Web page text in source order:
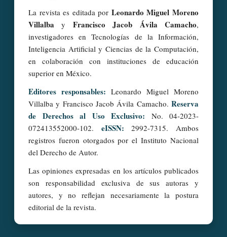
La revista es editada por Leonardo Miguel Moreno
Villalba y Francisco Jacob Ávila Camacho,
investigadores en Tecnologías de la Información,
Inteligencia Artificial y Ciencias de la Computación,
en colaboración con instituciones de educación
superior en México.
Editores responsables: Leonardo Miguel Moreno
Villalba y Francisco Jacob Ávila Camacho. Reserva
de Derechos al Uso Exclusivo: No. 04-2023-
072413552000-102. eISSN: 2992-7315. Ambos
registros fueron otorgados por el Instituto Nacional
del Derecho de Autor.
Las opiniones expresadas en los artículos publicados
son responsabilidad exclusiva de sus autoras y
autores, y no reflejan necesariamente la postura
editorial de la revista.